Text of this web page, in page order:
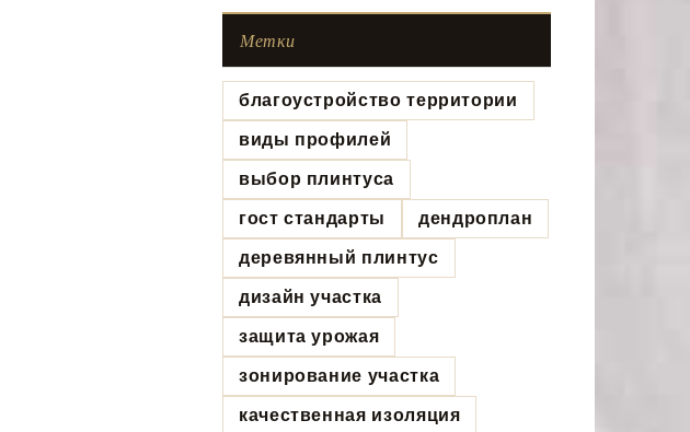
Метки
благоустройство территории
виды профилей
выбор плинтуса
гост стандарты дендроплан
деревянный плинтус
дизайн участка
защита урожая
зонирование участка
качественная изоляция